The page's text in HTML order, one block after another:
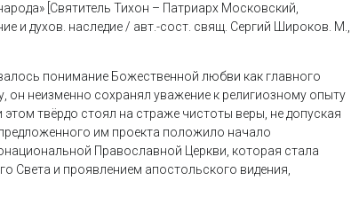
[Святитель Тихон – Патриарх Московский,
и духов. наследие / авт.-сост. свящ. Сергий Широков. М.,
понимание Божественной любви как главного
он неизменно сохранял уважение к религиозному опыту
твёрдо стоял на страже чистоты веры, не допуская
им проекта положило начало
Православной Церкви, которая стала
Света и проявлением апостольского видения,